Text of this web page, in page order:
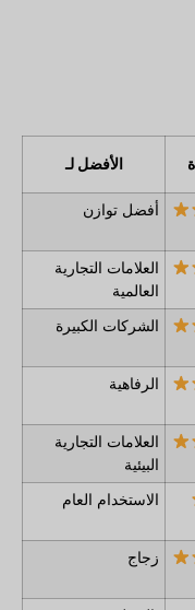
الأفضل لـ
أفضل توازن
العلامات التجارية
العالمية
الشركات الكبيرة
الرفاهية
العلامات التجارية
البيئية
الاستخدام العام
زجاج